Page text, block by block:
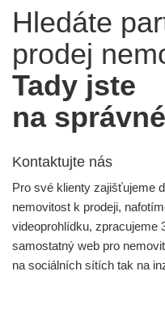
Hledáte
prodej
Tady jste
na
Kontaktujte nás
Pro své klienty zajišťujeme
nemovitost k prodeji,
videoprohlídku, zpracujeme
samostatný web pro
na sociálních sítích tak na